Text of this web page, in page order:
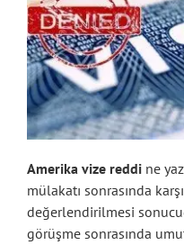
Amerika vize reddi ne
mülakatı sonrasında
değerlendirilmesi
görüşme sonrasında